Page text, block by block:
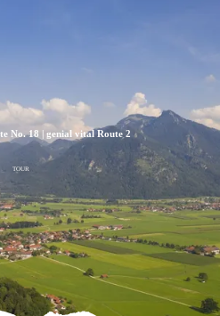
No. 18 | genial vital Route 2
TOUR